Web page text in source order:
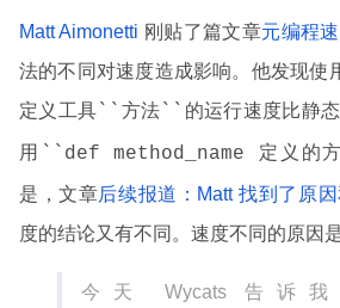
Matt Aimonetti 刚贴了篇文章元编程
法的不同对速度造成影响。他发现使
定义工具``方法``的运行速度比静态
用``def method_name 定义的
是，文章后续报道：Matt 找到了原
度的结论又有不同。速度不同的原因是
今天 Wycats 告诉